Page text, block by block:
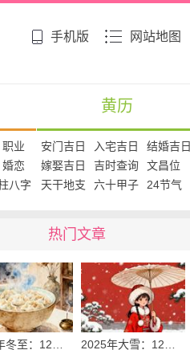
手机版 网站地图
职业
婚恋
八字
黄历
安门吉日 入宅吉日
结婚吉日
嫁娶吉日
吉时查询
文昌位
天干地支
六十甲子 24节气
热门文章